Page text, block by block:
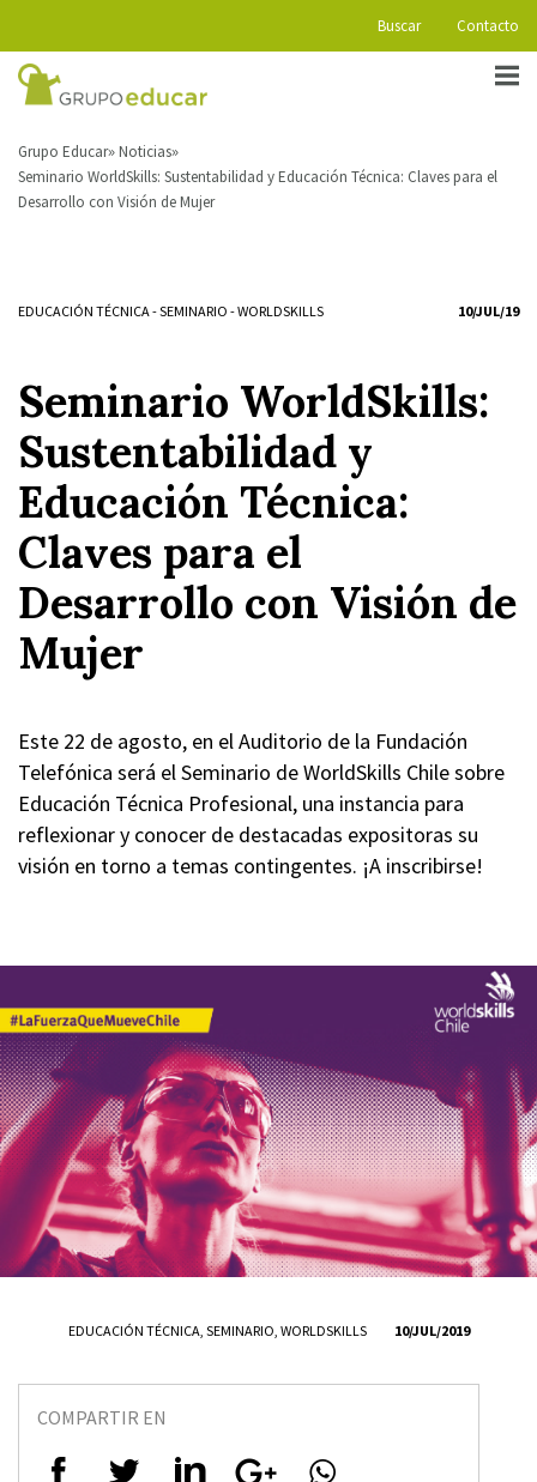
Buscar Contacto
Grupo Educar Noticias
Seminario WorldSkills: Sustentabilidad y Educación Técnica: Claves para el
Desarrollo con Visión de Mujer
EDUCACIÓN TÉCNICA-SEMINARIO -WORLDSKILLS 10/JUL/19
Seminario WorldSkills:
Sustentabilidad y
Educación Técnica:
Claves para el
Desarrollo con Visión de
Mujer
Este 22 de agosto, en el Auditorio de la Fundación
Telefónica será el Seminario de WorldSkills Chile sobre
Educación Técnica Profesional, una instancia para
reflexionar y conocer de destacadas expositoras su
visión en torno a temas contingentes. ¡A inscribirse!
EDUCACIÓN TÉCNICA, SEMINARIO, WORLDSKILLS 10/JUL/2019
COMPARTIR EN